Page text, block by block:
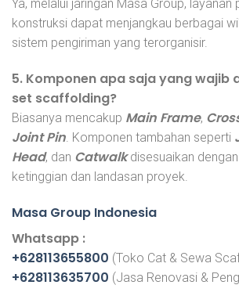
Ya, melalui jaringan Masa Group, layanan
konstruksi dapat menjangkau berbagai
sistem pengiriman yang terorganisir.
5. Komponen apa saja yang wajib
set scaffolding?
Biasanya mencakup Main Frame,
Joint Pin. Komponen tambahan seperti
Head, dan Catwalkdisesuaikan
ketinggian dan landasan proyek.
Masa Group Indonesia
Whatsapp :
+628113655800 (Toko Cat & Sewa
+628113635700 (Jasa Renovasi &